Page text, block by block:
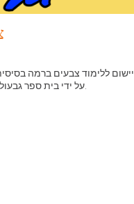
יישום ללימוד צבעים ברמה